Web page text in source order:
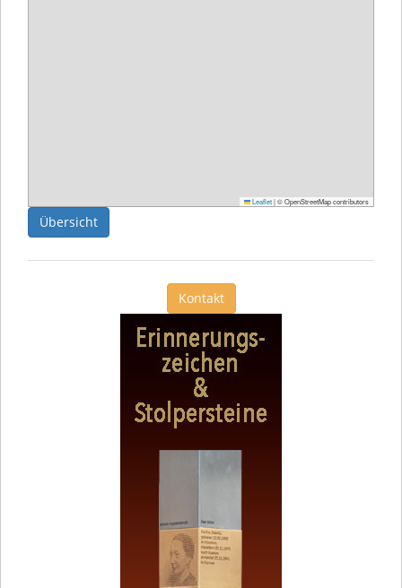
Leaflet|© OpenStreetMap contributors
Übersicht
Kontakt